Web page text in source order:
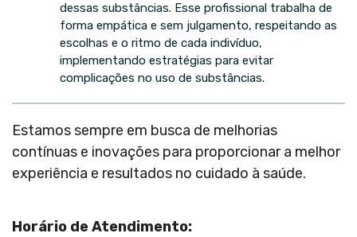
dessas substâncias. Esse profissional trabalha de
forma empática e sem julgamento, respeitando as
escolhas e o ritmo de cada indivíduo,
implementando estratégias para evitar
complicações no uso de substâncias.
Estamos sempre em busca de melhorias
contínuas e inovações para proporcionar a melhor
experiência e resultados no cuidado à saúde.
Horário de Atendimento: